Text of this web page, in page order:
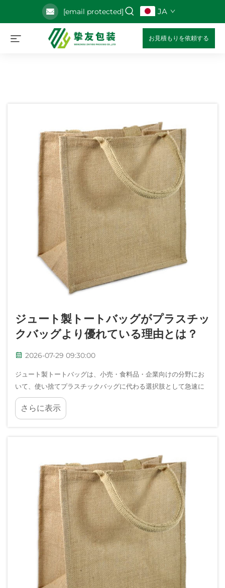
[email protected] JA
お見積もりを依頼する
ジュート製トートバッグがプラスチッ
クバッグより優れている理由とは？
2026-07-29 09:30:00
ジュート製トートバッグは、小売・食料品・企業向けの分野にお
いて、使い捨てプラスチックバッグに代わる選択肢として急速に
注目を集めています。消費者や企業の間で環境意識が高まる中、
ジュート製トートバッグは実用性と持続可能性を兼ね備えた選択
さらに表示